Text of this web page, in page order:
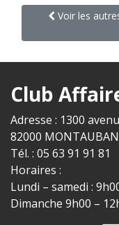
Voir les
Club
Adresse : 1300
82000 MONTAUBAN
Tél. : 05 63 91 91 81
Horaires :
Lundi – samedi :
Dimanche 9h00 –